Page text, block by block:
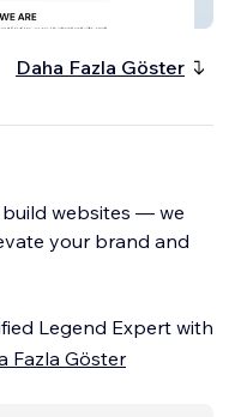
Daha Fazla Göster
build websites — we
your brand and
Legend Expert with
Fazla Göster